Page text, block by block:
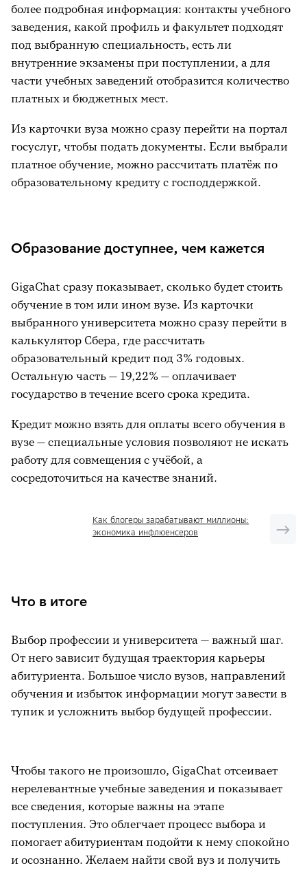
более подробная информация: контакты учебного
заведения, какой профиль и факультет подходят
под выбранную специальность, есть ли
внутренние экзамены при поступлении, а для
части учебных заведений отобразится количество
платных и бюджетных мест.
Из карточки вуза можно сразу перейти на портал
госуслуг, чтобы подать документы. Если выбрали
платное обучение, можно рассчитать платёж по
образовательному кредиту с господдержкой.
Образование доступнее, чем кажется
GigaChat сразу показывает, сколько будет стоить
обучение в том или ином вузе. Из карточки
выбранного университета можно сразу перейти в
калькулятор Сбера, где рассчитать
образовательный кредит под 3% годовых.
Остальную часть — 19,22% — оплачивает
государство в течение всего срока кредита.
Кредит можно взять для оплаты всего обучения в
вузе — специальные условия позволяют не искать
работу для совмещения с учёбой, а
сосредоточиться на качестве знаний.
Как блогеры зарабатывают миллионы:
экономика инфлюенсеров
Что в итоге
Выбор профессии и университета — важный шаг.
От него зависит будущая траектория карьеры
абитуриента. Большое число вузов, направлений
обучения и избыток информации могут завести в
тупик и усложнить выбор будущей профессии.
Чтобы такого не произошло, GigaChat отсеивает
нерелевантные учебные заведения и показывает
все сведения, которые важны на этапе
поступления. Это облегчает процесс выбора и
помогает абитуриентам подойти к нему спокойно
и осознанно. Желаем найти свой вуз и получить